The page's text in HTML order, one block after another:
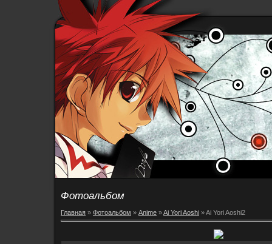
Фотоальбом
Главная » Фотоальбом » Anime »Ai Yori Aoshi » Ai Yori Aoshi2